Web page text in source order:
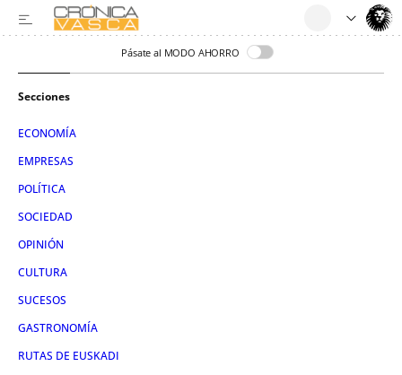
Pásate al MODO AHORRO
Secciones
ECONOMÍA
EMPRESAS
POLÍTICA
SOCIEDAD
OPINIÓN
CULTURA
SUCESOS
GASTRONOMÍA
RUTAS DE EUSKADI